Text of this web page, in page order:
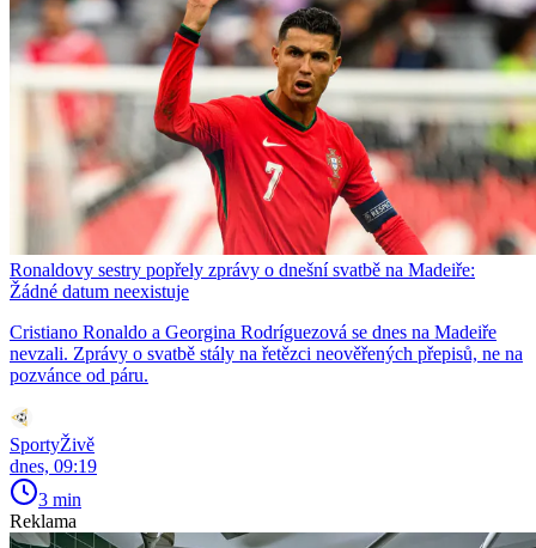
Ronaldovy sestry popřely zprávy o dnešní svatbě na Madeiře:
Žádné datum neexistuje
Cristiano Ronaldo a Georgina Rodríguezová se dnes na Madeiře
nevzali. Zprávy o svatbě stály na řetězci neověřených přepisů, ne na
pozvánce od páru.
SportyŽivě
dnes, 09:19
3 min
Reklama